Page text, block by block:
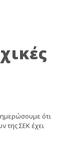
ότι
της ΣΕΚ έχει